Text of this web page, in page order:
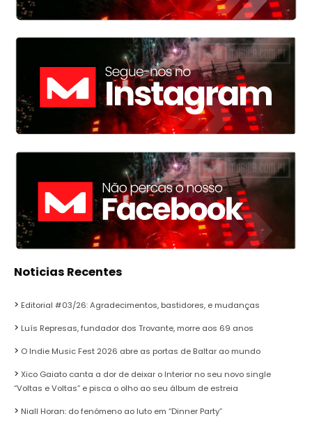
Noticias Recentes
Editorial #03/26: Agradecimentos, bastidores, e mudanças
Luís Represas, fundador dos Trovante, morre aos 69 anos
O Indie Music Fest 2026 abre as portas de Baltar ao mundo
Xico Gaiato canta a dor de deixar o Interior no seu novo single
“Voltas e Voltas” e pisca o olho ao seu álbum de estreia
Niall Horan: do fenómeno ao luto em “Dinner Party”